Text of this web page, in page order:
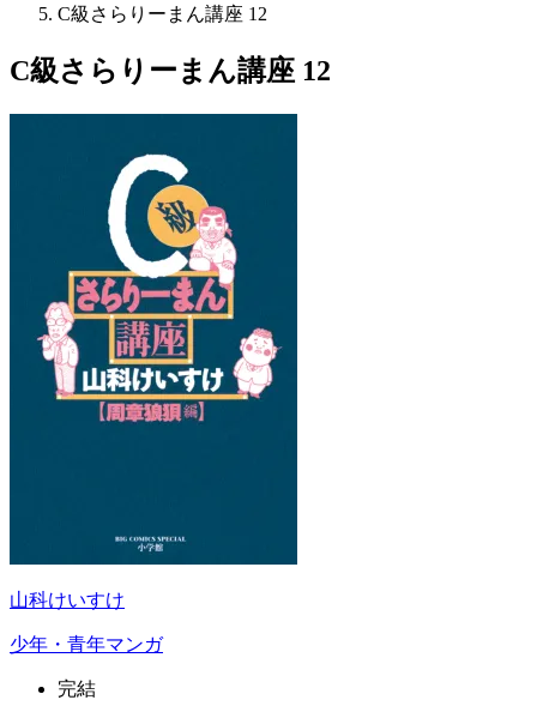
C級さらりーまん講座 12
C級さらりーまん講座 12
山科けいすけ
少年・青年マンガ
完結